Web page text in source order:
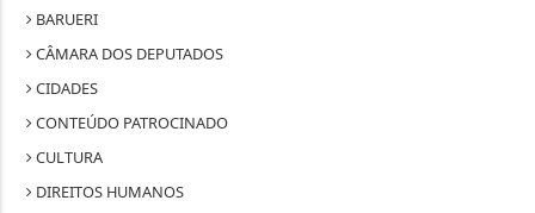
BARUERI
CÂMARA DOS DEPUTADOS
CIDADES
CONTEÚDO PATROCINADO
CULTURA
DIREITOS HUMANOS